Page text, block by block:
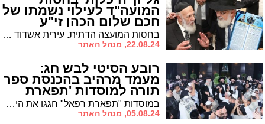
המועה"ד לעילוי נשמתו של
חכם שלום הכהן זי"ע
בחסות המועצה הדתית, עירית אשדוד וארגון "היכלות" – ממלכת היכלי התורה, לקראת ציון שנתיים להסתלקותו של מרן ראש הישיבה הגאון רבנו שלום כהן זצוק"ל חולקו עשרות אלפי גליונות מפוארים במשנתו של מרן ראש הישיבה זצוק"ל
22.08.24, מנהל האתר
רובע הסיטי לבש חג:
מעמד מרהיב בהכנסת ספר
תורה למוסדות 'תפארת
רפאל' במוסדות "תפארת רפאל" חגגו את הילולת ה"מלאך רפאל" והכנסת ספר תורה במעמד גדולי תורה ואדמור"ים: חבר מועצת גדולי התורה הגרמ"צ ברגמן: "שיזכה להרחיב גבולות הקדושה ולהגדיל תורה ולהאדירה" | הגר"מ אבוחצירא: בזכות אהרון הכהן נזכה לשלום אמיתי ולשובם של חיילי צה"ל והחטופים לחיים טובים ולשלום*
05.08.24, מנהל האתר